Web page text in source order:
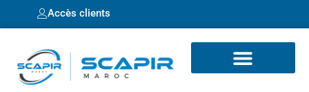
Accès clients